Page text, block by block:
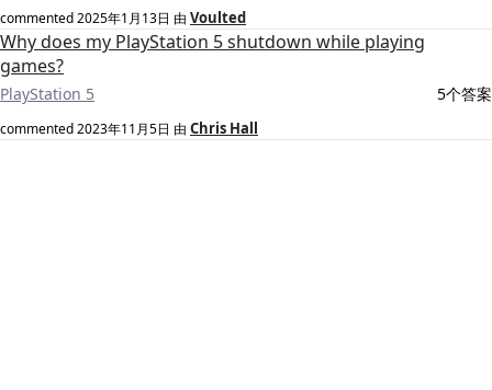
commented2025年1月13日 由 Voulted
Why does my PlayStation 5 shutdown while playing
games?
PlayStation 5 5个答案
commented2023年11月5日 由 Chris Hall